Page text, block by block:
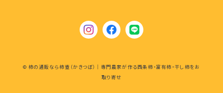
© 柿の通販なら柿壺（かきつぼ）｜専門農家が作る西条柿・富有柿・干し柿をお
取り寄せ